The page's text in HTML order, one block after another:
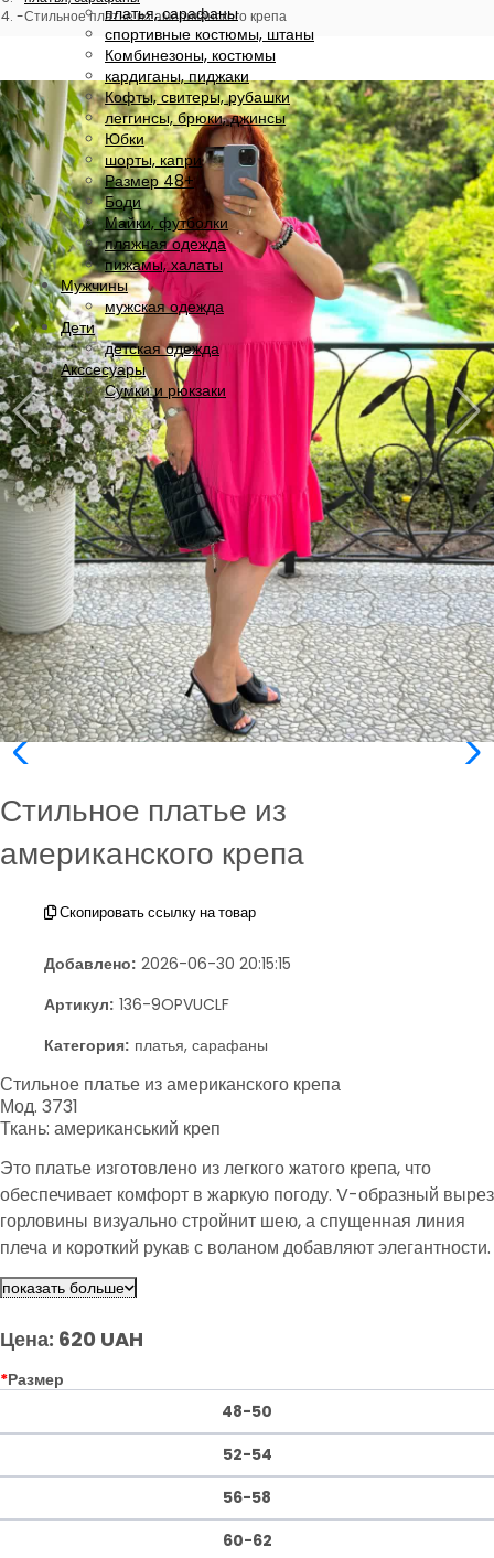
платья, сарафаны
спортивные костюмы, штаны
Комбинезоны, костюмы
кардиганы, пиджаки
Кофты, свитеры, рубашки
леггинсы, брюки, джинсы
Юбки
шорты, капри
Размер 48+
Боди
Майки, футболки
пляжная одежда
пижамы, халаты
Мужчины
мужская одежда
Дети
детская одежда
Акссесуары
Сумки и рюкзаки
Стильное платье из американского крепа
Стильное платье из
американского крепа
Скопировать ссылку на товар
Добавлено: 2026-06-30 20:15:15
Артикул: 136-9OPVUCLF
Категория: платья, сарафаны
Стильное платье из американского крепа
Мод. 3731
Ткань: американський креп
Это платье изготовлено из легкого жатого крепа, что
обеспечивает комфорт в жаркую погоду. V-образный вырез
горловины визуально стройнит шею, а спущенная линия
плеча и короткий рукав с воланом добавляют элегантности.
Платье идеально подходит для любого типа фигуры,
скрывая недостатки и подчеркивая привлекательность.
показать больше
Цена: 620 UAH
*Размер
48-50
52-54
56-58
60-62